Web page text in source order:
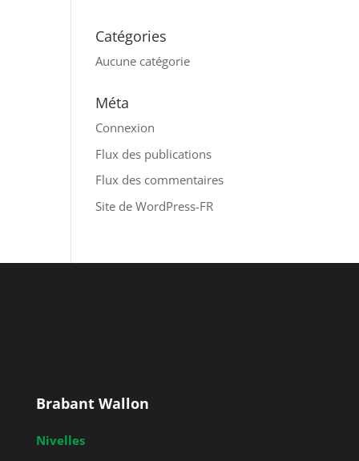
Catégories
Aucune catégorie
Méta
Connexion
Flux des publications
Flux des commentaires
Site de WordPress-FR
Brabant Wallon
Nivelles